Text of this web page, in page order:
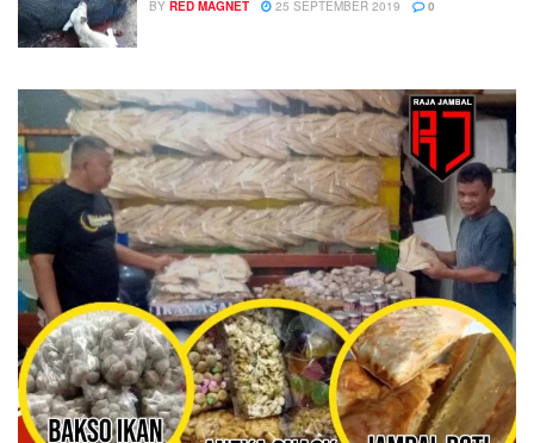
BY RED MAGNET 25 SEPTEMBER 2019 0